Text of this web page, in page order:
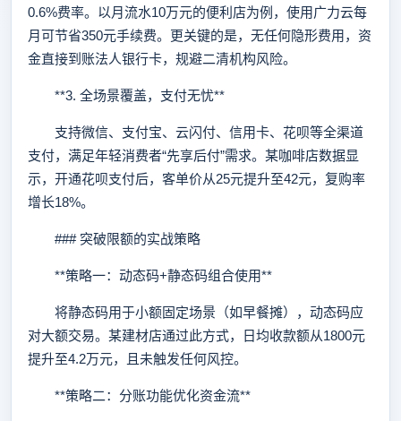
0.6%费率。以月流水10万元的便利店为例，使用广力云每
月可节省350元手续费。更关键的是，无任何隐形费用，资
金直接到账法人银行卡，规避二清机构风险。
**3. 全场景覆盖，支付无忧**
支持微信、支付宝、云闪付、信用卡、花呗等全渠道
支付，满足年轻消费者“先享后付”需求。某咖啡店数据显
示，开通花呗支付后，客单价从25元提升至42元，复购率
增长18%。
### 突破限额的实战策略
**策略一：动态码+静态码组合使用**
将静态码用于小额固定场景（如早餐摊），动态码应
对大额交易。某建材店通过此方式，日均收款额从1800元
提升至4.2万元，且未触发任何风控。
**策略二：分账功能优化资金流**